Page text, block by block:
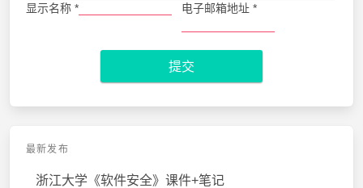
显示名称 * 电子邮箱地址 *
提交
最新发布
浙江大学《软件安全》课件+笔记